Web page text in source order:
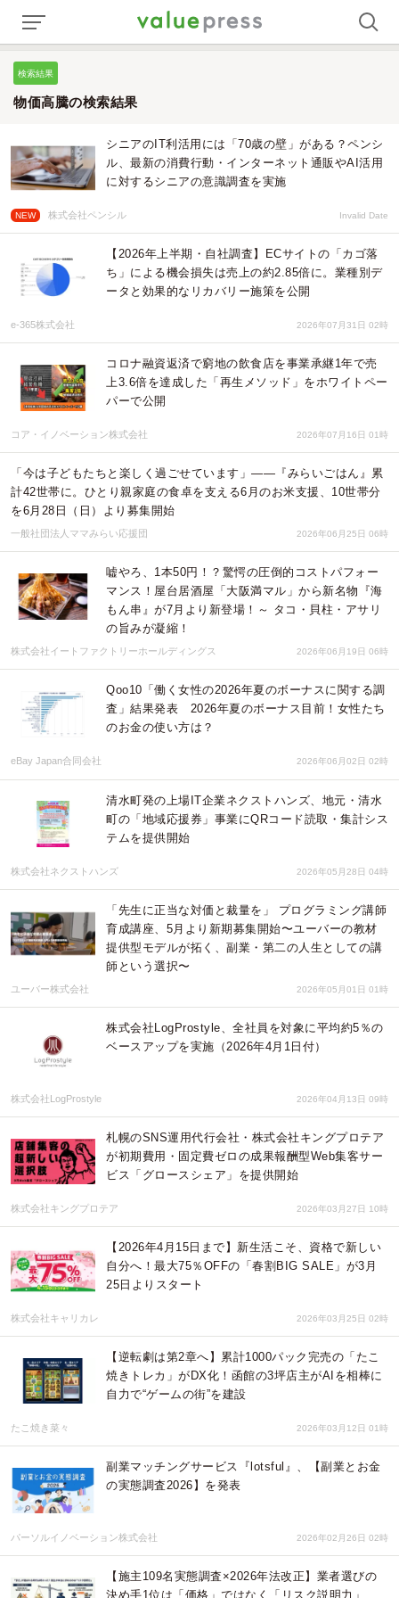
検索結果
物価高騰の検索結果
シニアのIT利活用には「70歳の壁」がある？ペンシ
ル、最新の消費行動・インターネット通販やAI活用
に対するシニアの意識調査を実施
NEW 株式会社ペンシル Invalid Date
【2026年上半期・自社調査】ECサイトの「カゴ落
ち」による機会損失は売上の約2.85倍に。業種別デ
ータと効果的なリカバリー施策を公開
e-365株式会社 2026年07月31日 02時
コロナ融資返済で窮地の飲食店を事業承継1年で売
上3.6倍を達成した「再生メソッド」をホワイトペー
パーで公開
コア・イノベーション株式会社 2026年07月16日 01時
「今は子どもたちと楽しく過ごせています」――『みらいごはん』累
計42世帯に。ひとり親家庭の食卓を支える6月のお米支援、10世帯分
を6月28日（日）より募集開始
一般社団法人ママみらい応援団 2026年06月25日 06時
嘘やろ、1本50円！？驚愕の圧倒的コストパフォー
マンス！屋台居酒屋「大阪満マル」から新名物『海
もん串』が7月より新登場！～ タコ・貝柱・アサリ
の旨みが凝縮！
株式会社イートファクトリーホールディングス 2026年06月19日 06時
Qoo10「働く女性の2026年夏のボーナスに関する調
査」結果発表 2026年夏のボーナス目前！女性たち
のお金の使い方は？
eBay Japan合同会社 2026年06月02日 02時
清水町発の上場IT企業ネクストハンズ、地元・清水
町の「地域応援券」事業にQRコード読取・集計シス
テムを提供開始
株式会社ネクストハンズ 2026年05月28日 04時
「先生に正当な対価と裁量を」 プログラミング講師
育成講座、5月より新期募集開始〜ユーバーの教材
提供型モデルが拓く、副業・第二の人生としての講
師という選択〜
ユーバー株式会社 2026年05月01日 01時
株式会社LogProstyle、全社員を対象に平均約5％の
ベースアップを実施（2026年4月1日付）
株式会社LogProstyle 2026年04月13日 09時
札幌のSNS運用代行会社・株式会社キングプロテア
が初期費用・固定費ゼロの成果報酬型Web集客サー
ビス「グロースシェア」を提供開始
株式会社キングプロテア 2026年03月27日 10時
【2026年4月15日まで】新生活こそ、資格で新しい
自分へ！最大75％OFFの「春割BIG SALE」が3月
25日よりスタート
株式会社キャリカレ 2026年03月25日 02時
【逆転劇は第2章へ】累計1000パック完売の「たこ
焼きトレカ」がDX化！函館の3坪店主がAIを相棒に
自力で“ゲームの街”を建設
たこ焼き菜々 2026年03月12日 01時
副業マッチングサービス『lotsful』、【副業とお金
の実態調査2026】を発表
パーソルイノベーション株式会社 2026年02月26日 02時
【施主109名実態調査×2026年法改正】業者選びの
決め手1位は「価格」ではなく「リスク説明力」